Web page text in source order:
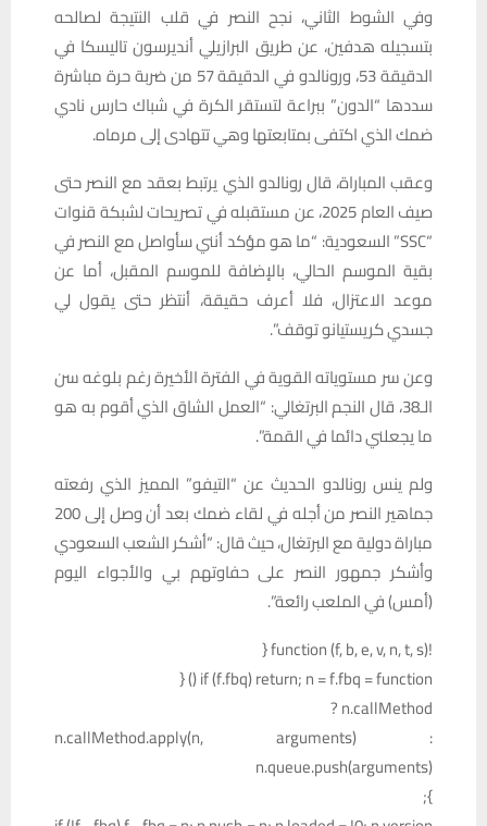
وفي الشوط الثاني، نجح النصر في قلب النتيجة لصالحه
بتسجيله هدفين، عن طريق البرازيلي أنديرسون تاليسكا في
الدقيقة 53، ورونالدو في الدقيقة 57 من ضربة حرة مباشرة
سددها “الدون” ببراعة لتستقر الكرة في شباك حارس نادي
ضمك الذي اكتفى بمتابعتها وهي تتهادى إلى مرماه.
وعقب المباراة، قال رونالدو الذي يرتبط بعقد مع النصر حتى
صيف العام 2025، عن مستقبله في تصريحات لشبكة قنوات
“SSC” السعودية: “ما هو مؤكد أنني سأواصل مع النصر في
بقية الموسم الحالي، بالإضافة للموسم المقبل، أما عن
موعد الاعتزال، فلا أعرف حقيقة، أنتظر حتى يقول لي
جسدي كريستيانو توقف”.
وعن سر مستوياته القوية في الفترة الأخيرة رغم بلوغه سن
الـ38، قال النجم البرتغالي: “العمل الشاق الذي أقوم به هو
ما يجعلني دائما في القمة”.
ولم ينس رونالدو الحديث عن “التيفو” المميز الذي رفعته
جماهير النصر من أجله في لقاء ضمك بعد أن وصل إلى 200
مباراة دولية مع البرتغال، حيث قال: “أشكر الشعب السعودي
وأشكر جمهور النصر على حفاوتهم بي والأجواء اليوم
(أمس) في الملعب رائعة”.
!function (f, b, e, v, n, t, s) {
if (f.fbq) return; n = f.fbq = function () {
n.callMethod ?
n.callMethod.apply(n, arguments) :
n.queue.push(arguments)
};